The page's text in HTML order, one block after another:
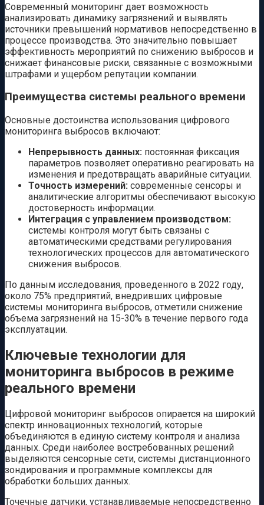
Современный мониторинг дает возможность
анализировать динамику загрязнений и выявлять
источники превышений нормативов непосредственно в
процессе производства. Это значительно повышает
эффективность мероприятий по снижению выбросов и
снижает финансовые риски, связанные с возможными
штрафами и ущербом репутации компании.
Преимущества системы реального времени
Основные достоинства использования цифрового
мониторинга выбросов включают:
Непрерывность данных: постоянная фиксация
параметров позволяет оперативно реагировать на
изменения и предотвращать аварийные ситуации.
Точность измерений: современные сенсоры и
аналитические алгоритмы обеспечивают высокую
достоверность информации.
Интеграция с управлением производством:
системы контроля могут быть связаны с
автоматическими средствами регулирования
технологических процессов для автоматического
снижения выбросов.
По данным исследования, проведенного в 2022 году,
около 75% предприятий, внедривших цифровые
системы мониторинга выбросов, отметили снижение
объема загрязнений на 15-30% в течение первого года
эксплуатации.
Ключевые технологии для
мониторинга выбросов в режиме
реального времени
Цифровой мониторинг выбросов опирается на широкий
спектр инновационных технологий, которые
объединяются в единую систему контроля и анализа
данных. Среди наиболее востребованных решений
выделяются сенсорные сети, системы дистанционного
зондирования и программные комплексы для
обработки больших данных.
Точечные датчики, устанавливаемые непосредственно